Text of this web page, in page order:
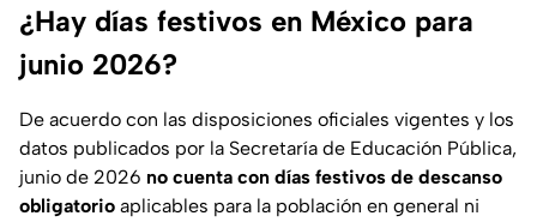
¿Hay días festivos en México para
junio 2026?
De acuerdo con las disposiciones oficiales vigentes y los
datos publicados por la Secretaría de Educación Pública,
junio de 2026 no cuenta con días festivos de descanso
obligatorio aplicables para la población en general ni